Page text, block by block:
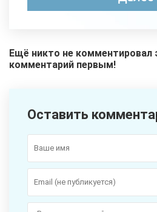
Ещё никто не комментировал
комментарий первым!
Оставить